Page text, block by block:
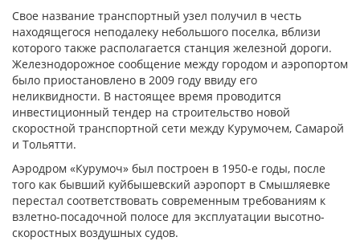
Свое название транспортный узел получил в честь
находящегося неподалеку небольшого поселка, вблизи
которого также располагается станция железной дороги.
Железнодорожное сообщение между городом и аэропортом
было приостановлено в 2009 году ввиду его
неликвидности. В настоящее время проводится
инвестиционный тендер на строительство новой
скоростной транспортной сети между Курумочем, Самарой
и Тольятти.
Аэродром «Курумоч» был построен в 1950-е годы, после
того как бывший куйбышевский аэропорт в Смышляевке
перестал соответствовать современным требованиям к
взлетно-посадочной полосе для эксплуатации высотно-
скоростных воздушных судов.